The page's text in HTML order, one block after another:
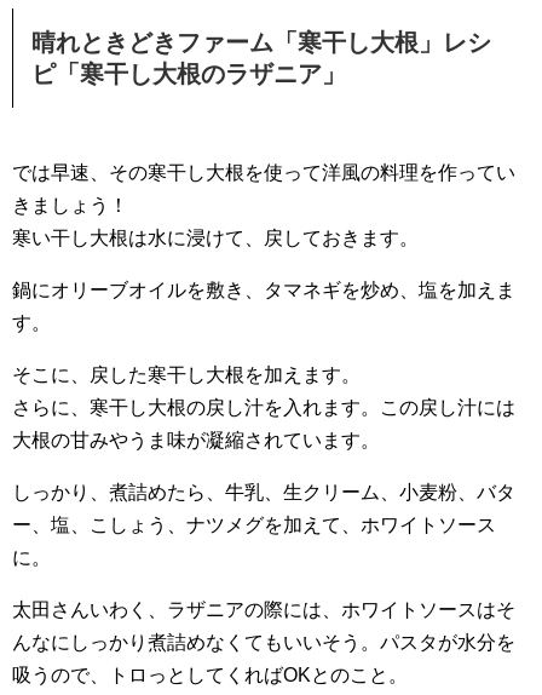
晴れときどきファーム「寒干し大根」レシ
ピ「寒干し大根のラザニア」
では早速、その寒干し大根を使って洋風の料理を作ってい
きましょう！
寒い干し大根は水に浸けて、戻しておきます。
鍋にオリーブオイルを敷き、タマネギを炒め、塩を加えま
す。
そこに、戻した寒干し大根を加えます。
さらに、寒干し大根の戻し汁を入れます。この戻し汁には
大根の甘みやうま味が凝縮されています。
しっかり、煮詰めたら、牛乳、生クリーム、小麦粉、バタ
ー、塩、こしょう、ナツメグを加えて、ホワイトソース
に。
太田さんいわく、ラザニアの際には、ホワイトソースはそ
んなにしっかり煮詰めなくてもいいそう。パスタが水分を
吸うので、トロっとしてくればOKとのこと。